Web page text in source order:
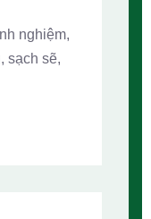
nghiệm,
sạch sẽ,